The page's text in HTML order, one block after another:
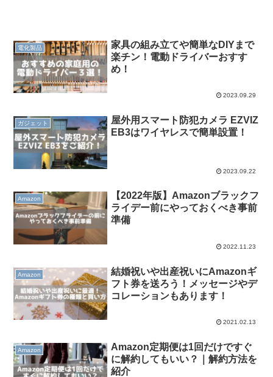
電化製品
家具の組み立てや簡単なDIYまで
楽チン！電動ドライバーおすす
め！
2023.09.29
ガジェット
屋外用スマート防犯カメラ EZVIZ
EB3はワイヤレスで簡単設置！
2023.09.22
Amazon
【2022年版】Amazonブラックフ
ライデー前にやっておくべき事前
準備
2022.11.23
Amazon
結婚祝いや出産祝いにAmazonギ
フト券を送ろう！メッセージやデ
コレーションもあります！
2021.02.13
Amazon
Amazon定期便は1回だけですぐ
に解約してもいい？｜解約方法を
紹介